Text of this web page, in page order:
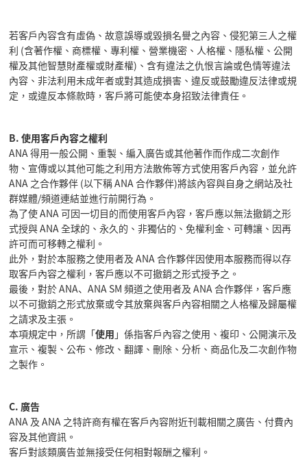
若客戶內容含有虛偽、故意誤導或毀損名譽之內容、侵犯第三人之權
利 (含著作權、商標權、專利權、營業機密、人格權、隱私權、公開
權及其他智慧財產權或財產權)、含有違法之仇恨言論或色情等違法
內容、非法利用未成年者或對其造成損害、違反或鼓勵違反法律或規
定，或違反本條款時，客戶將可能使本身招致法律責任。
B. 使用客戶內容之權利
ANA 得用一般公開、重製、編入廣告或其他著作而作成二次創作
物、宣傳或以其他可能之利用方法散佈等方式使用客戶內容，並允許
ANA 之合作夥伴 (以下稱 ANA 合作夥伴)將該內容與自身之網站及社
群媒體/頻道連結並進行前開行為。
為了使 ANA 可因一切目的而使用客戶內容，客戶應以無法撤銷之形
式授與 ANA 全球的、永久的、非獨佔的、免權利金、可轉讓、因再
許可而可移轉之權利。
此外，對於本服務之使用者及 ANA 合作夥伴因使用本服務而得以存
取客戶內容之權利，客戶應以不可撤銷之形式授予之。
最後，對於 ANA、ANA SM 頻道之使用者及 ANA 合作夥伴，客戶應
以不可撤銷之形式放棄或令其放棄與客戶內容相關之人格權及歸屬權
之請求及主張。
本項規定中，所謂「使用 」係指客戶內容之使用、複印、公開演示及
宣示、複製、公布、修改、翻譯、刪除、分析、商品化及二次創作物
之製作。
C. 廣告
ANA 及 ANA 之特許商有權在客戶內容附近刊載相關之廣告、付費內
容及其他資訊。
客戶對該類廣告並無接受任何相對報酬之權利。